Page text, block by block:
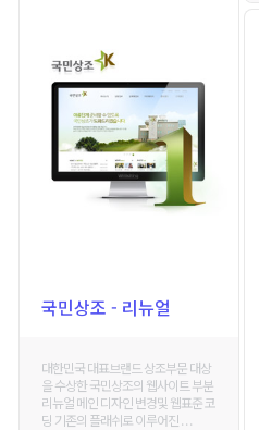
국민상조 - 리뉴얼
대한민국 대표브랜드 상조부문 대상
을 수상한 국민상조의 웹사이트 부분
리뉴얼 메인 디자인 변경및 웹표준 코
딩 기존의 플래쉬로 이루어진 . . .